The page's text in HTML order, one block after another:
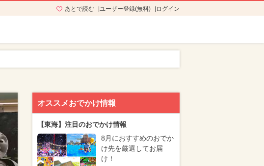
あとで読む ユーザー登録(無料) ログイン
オススメおでかけ情報
【東海】注目のおでかけ情報
8月におすすめのおでか
け先を厳選してお届
け！